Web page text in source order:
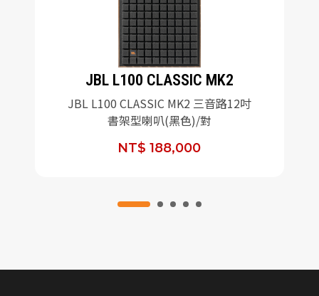
JBL L100 CLASSIC MK2
JBL L100 CLASSIC MK2 三音路12吋
書架型喇叭(黑色)/對
NT$ 188,000